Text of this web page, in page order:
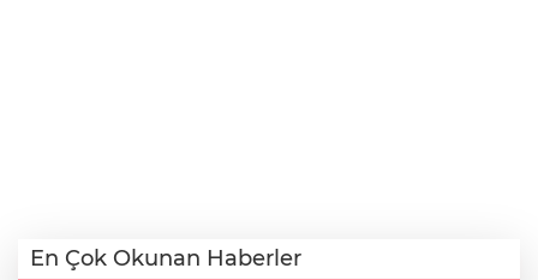
En Çok Okunan Haberler